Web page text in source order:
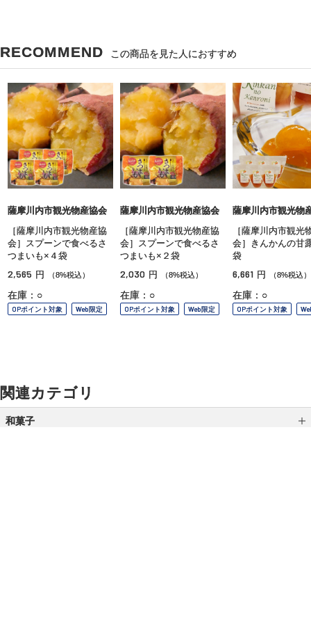
RECOMMEND この商品を見た人におすすめ
薩摩川内市観光物産協会
［薩摩川内市観光物産協
会］スプーンで食べるさ
つまいも×４袋
2,565 円 （8%税込）
在庫：○
OPポイント対象 Web限定
薩摩川内市観光物産協会
［薩摩川内市観光物産協
会］スプーンで食べるさ
つまいも×２袋
2,030 円 （8%税込）
在庫：○
OPポイント対象 Web限定
薩摩川内市観光物
［薩摩川内市観光
会］きんかんの甘
袋
6,661 円 （8%税込）
在庫：○
OPポイント対象
関連カテゴリ
和菓子